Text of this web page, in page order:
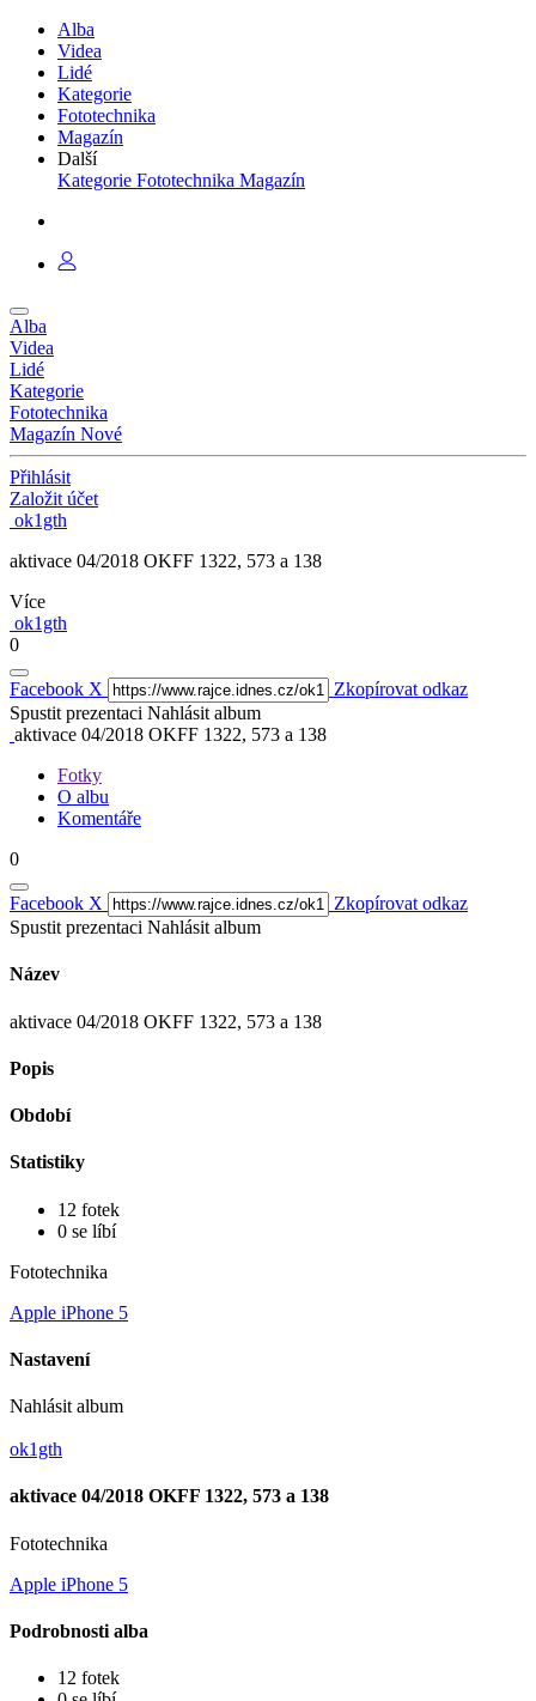
Alba
Videa
Lidé
Kategorie
Fototechnika
Magazín
Další
Kategorie Fototechnika Magazín
Alba
Videa
Lidé
Kategorie
Fototechnika
Magazín Nové
Přihlásit
Založit účet
ok1gth
aktivace 04/2018 OKFF 1322, 573 a 138
Více
ok1gth
0
Facebook X
Zkopírovat odkaz
Spustit prezentaci Nahlásit album
aktivace 04/2018 OKFF 1322, 573 a 138
Fotky
O albu
Komentáře
0
Facebook X
Zkopírovat odkaz
Spustit prezentaci Nahlásit album
Název
aktivace 04/2018 OKFF 1322, 573 a 138
Popis
Období
Statistiky
12 fotek
0 se líbí
Fototechnika
Apple iPhone 5
Nastavení
Nahlásit album
ok1gth
aktivace 04/2018 OKFF 1322, 573 a 138
Fototechnika
Apple iPhone 5
Podrobnosti alba
12 fotek